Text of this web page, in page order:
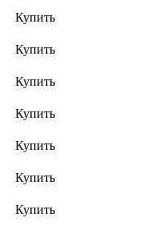
Купить
Купить
Купить
Купить
Купить
Купить
Купить